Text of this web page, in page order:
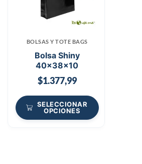
BOLSAS Y TOTE BAGS
Bolsa Shiny
40x38x10
$1.377,99
SELECCIONAR
OPCIONES